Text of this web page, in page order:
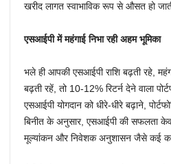
खरीद लागत स्वाभाविक रूप से औसत हो
एसआईपी में महंगाई निभा रही अहम भूमिका
भले ही आपकी एसआईपी राशि बढ़ती रहे,
बढ़ती रहें, तो 10-12% रिटर्न देने वाला
एसआईपी योगदान को धीरे-धीरे बढ़ाने,
बिनीत के अनुसार, एसआईपी की सफलता
मूल्यांकन और निवेशक अनुशासन जैसे कई